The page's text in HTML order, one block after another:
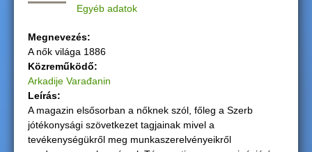
e
n
l
e
Egyéb adatok
Megnevezés:
A nők világa 1886
Közreműködő:
Arkadije Varađanin
Leírás:
A magazin elsősorban a nőknek szól, főleg a Szerb
jótékonysági szövetkezet tagjainak mivel a
tevékenységükről meg munkaszerelvényeikről